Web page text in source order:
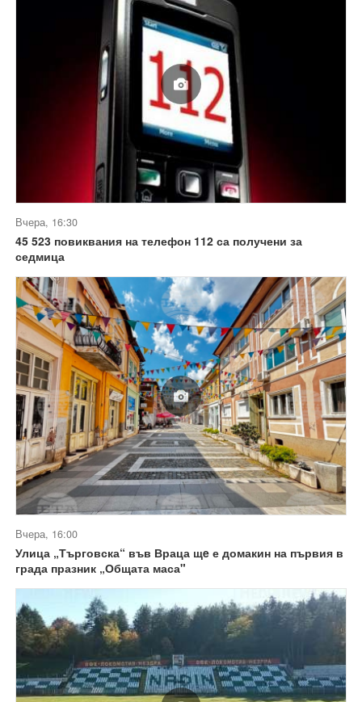
Вчера, 16:30
45 523 повиквания на телефон 112 са получени за
седмица
Вчера, 16:00
Улица „Търговска“ във Враца щe е домакин на първия в
града празник „Общата маса"